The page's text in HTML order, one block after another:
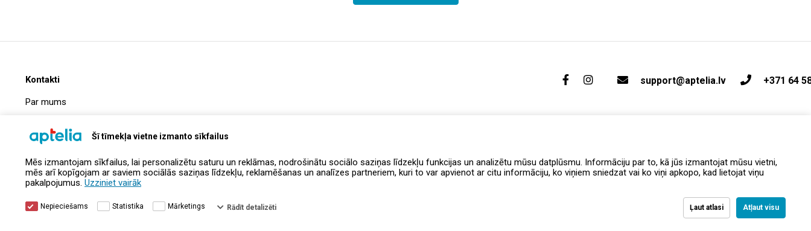
Šī tīmekļa vietne izmanto sīkfailus
Mēs izmantojam sīkfailus, lai personalizētu saturu un reklāmas, nodrošinātu sociālo saziņas līdzekļu funkcijas un analizētu mūsu datplūsmu. Informāciju par to, kā jūs izmantojat mūsu vietni,
mēs arī kopīgojam ar saviem sociālās saziņas līdzekļu, reklamēšanas un analīzes partneriem, kuri to var apvienot ar citu informāciju, ko viņiem sniedzat vai ko viņi apkopo, kad lietojat viņu
pakalpojumus. Uzziniet vairāk
Ļaut atlasi Atļaut visu
Nepieciešams Statistika Mārketings Rādīt detalizēti
Kontakti
Par mums
Uzņēmuma informācija
Kontakti
support@aptelia.lv +371 64